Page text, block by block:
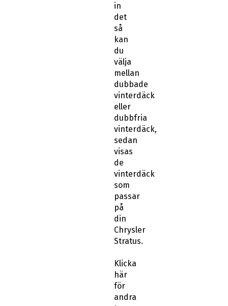
in
det
så
kan
du
välja
mellan
dubbade
vinterdäck
eller
dubbfria
vinterdäck,
sedan
visas
de
vinterdäck
som
passar
på
din
Chrysler
Stratus.
Klicka
här
för
andra